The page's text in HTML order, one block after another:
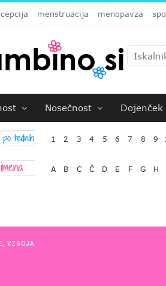
menstruacija menopavza
Nosečnost Dojenček
1 2 3 4 5 6 7 8 9
A B C Č D E F G H
VZGOJA